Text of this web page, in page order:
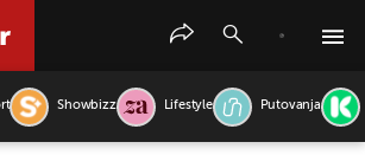
Showbizz Lifestyle Putovanja